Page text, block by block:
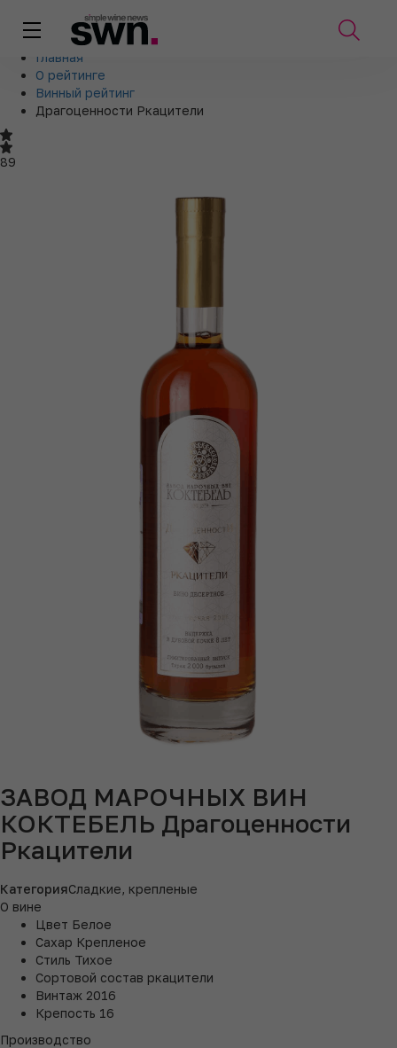
Главная
О рейтинге
Винный рейтинг
Драгоценности Ркацители
89
ЗАВОД МАРОЧНЫХ ВИН
КОКТЕБЕЛЬ Драгоценности
Ркацители
КатегорияСладкие, крепленые
О вине
Цвет Белое
Сахар Крепленое
Стиль Тихое
Сортовой состав ркацители
Винтаж 2016
Крепость 16
Производство